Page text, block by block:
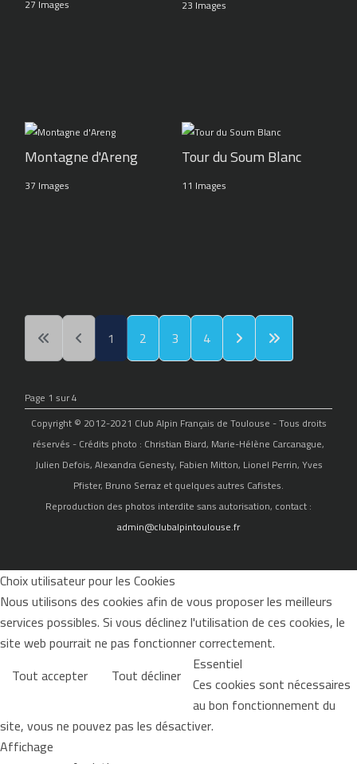
27 Images 23 Images
Montagne d'Areng
37 Images
Tour du Soum Blanc
11 Images
1 2 3 4
Page 1 sur 4
Copyright © 2012-2021 Club Alpin Français de Toulouse - Tous droits
réservés - Crédits photo : Christian Biard, Marie-Hélène Carcanague,
Julien Defois, Alexandra Genesty, Fabien Mitton, Lionel Perrin, Yves
Pfister, Bruno Serraz et quelques autres Cafistes.
Reproduction des photos interdite sans autorisation, contact :
admin@clubalpintoulouse.fr
Choix utilisateur pour les Cookies
Nous utilisons des cookies afin de vous proposer les meilleurs
services possibles. Si vous déclinez l'utilisation de ces cookies, le
site web pourrait ne pas fonctionner correctement.
Tout accepter
Tout décliner Essentiel
Ces cookies sont nécessaires
au bon fonctionnement du
site, vous ne pouvez pas les désactiver.
Affichage